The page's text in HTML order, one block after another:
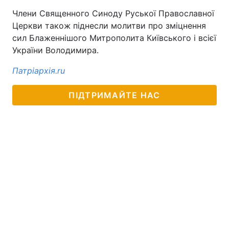
Члени Священного Синоду Руської Православної
Церкви також піднесли молитви про зміцнення
сил Блаженнішого Митрополита Київського і всієї
України Володимира.
Патріархія.ru
ПІДТРИМАЙТЕ НАС